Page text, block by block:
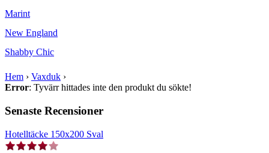
Marint
New England
Shabby Chic
Hem › Vaxduk ›
Error: Tyvärr hittades inte den produkt du sökte!
Senaste Recensioner
Hotelltäcke 150x200 Sval